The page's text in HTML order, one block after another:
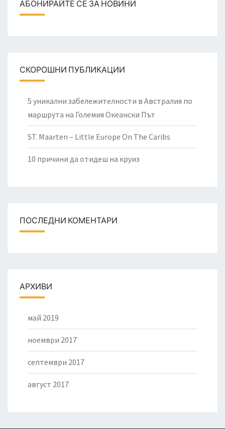
АБОНИРАЙТЕ СЕ ЗА НОВИНИ
СКОРОШНИ ПУБЛИКАЦИИ
5 уникални забележителности в Австралия по
маршрута на Големия Океански Път
ST. Maarten – Little Europe On The Caribs
10 причини да отидеш на круиз
ПОСЛЕДНИ КОМЕНТАРИ
АРХИВИ
май 2019
ноември 2017
септември 2017
август 2017